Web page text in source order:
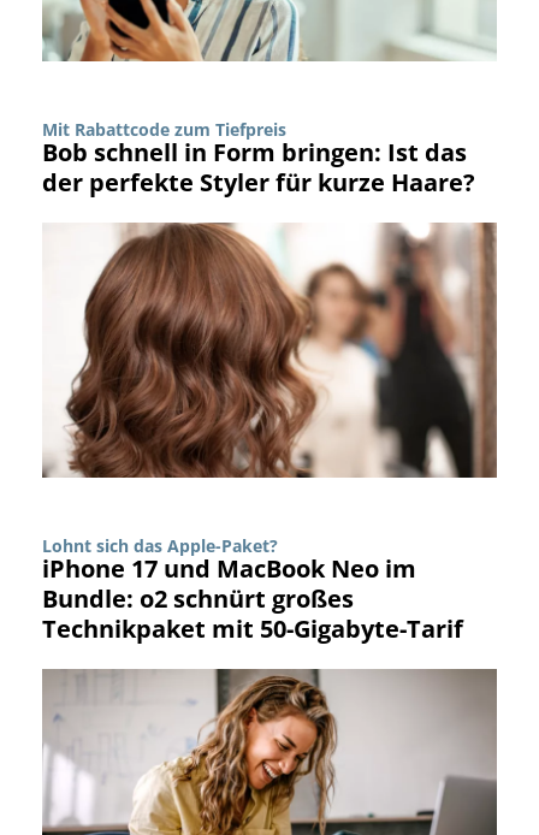
Mit Rabattcode zum Tiefpreis
Bob schnell in Form bringen: Ist das
der perfekte Styler für kurze Haare?
Lohnt sich das Apple-Paket?
iPhone 17 und MacBook Neo im
Bundle: o2 schnürt großes
Technikpaket mit 50-Gigabyte-Tarif